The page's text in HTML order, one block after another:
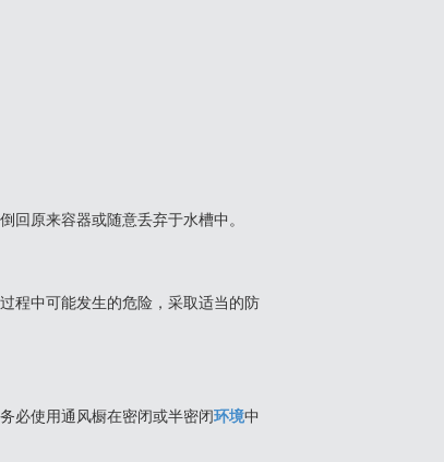
原来容器或随意丢弃于水槽中。
程中可能发生的危险，采取适当的防
必使用通风橱在密闭或半密闭环境中